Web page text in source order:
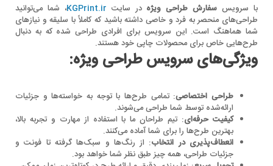
با سرویس سفارش طراحی ویژه در سایت KGPrint.ir، شما می‌توانید
طراحی‌های منحصر به فرد و خاصی داشته باشید که کاملاً با سلیقه و نیازهای
شما هماهنگ است. این سرویس برای افرادی طراحی شده که به دنبال
طرح‌هایی خاص برای محصولات چاپی خود هستند.
ویژگی‌های سرویس طراحی ویژه:
طراحی اختصاصی: تمامی طرح‌ها با توجه به خواسته‌ها و جزئیات
ارائه‌شده توسط شما طراحی می‌شوند.
کیفیت حرفه‌ای: تیم طراحان ما با استفاده از مهارت و تجربه بالا،
بهترین طرح‌ها را برای شما آماده می‌کنند.
انعطاف‌پذیری در انتخاب: از رنگ‌ها و سبک‌ها گرفته تا فونت و
جزئیات طراحی، همه چیز طبق نظر شما خواهد بود.